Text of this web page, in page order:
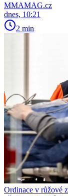
MMAMAG.cz
dnes, 10:21
2 min
Ordinace v růžové